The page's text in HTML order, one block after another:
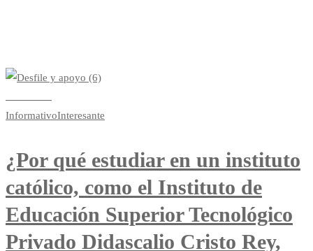
InformativoInteresante
¿Por qué estudiar en un instituto
católico, como el Instituto de
Educación Superior Tecnológico
Privado Didascalio Cristo Rey,